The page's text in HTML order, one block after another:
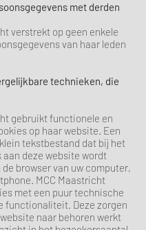
met derden
verstrekt op geen enkele
van haar leden
technieken, die
gebruikt functionele en
op haar website. Een
tekstbestand dat bij het
aan deze website wordt
browser van uw computer,
MCC Maastricht
met een puur technische
functionaliteit. Deze zorgen
naar behoren werkt